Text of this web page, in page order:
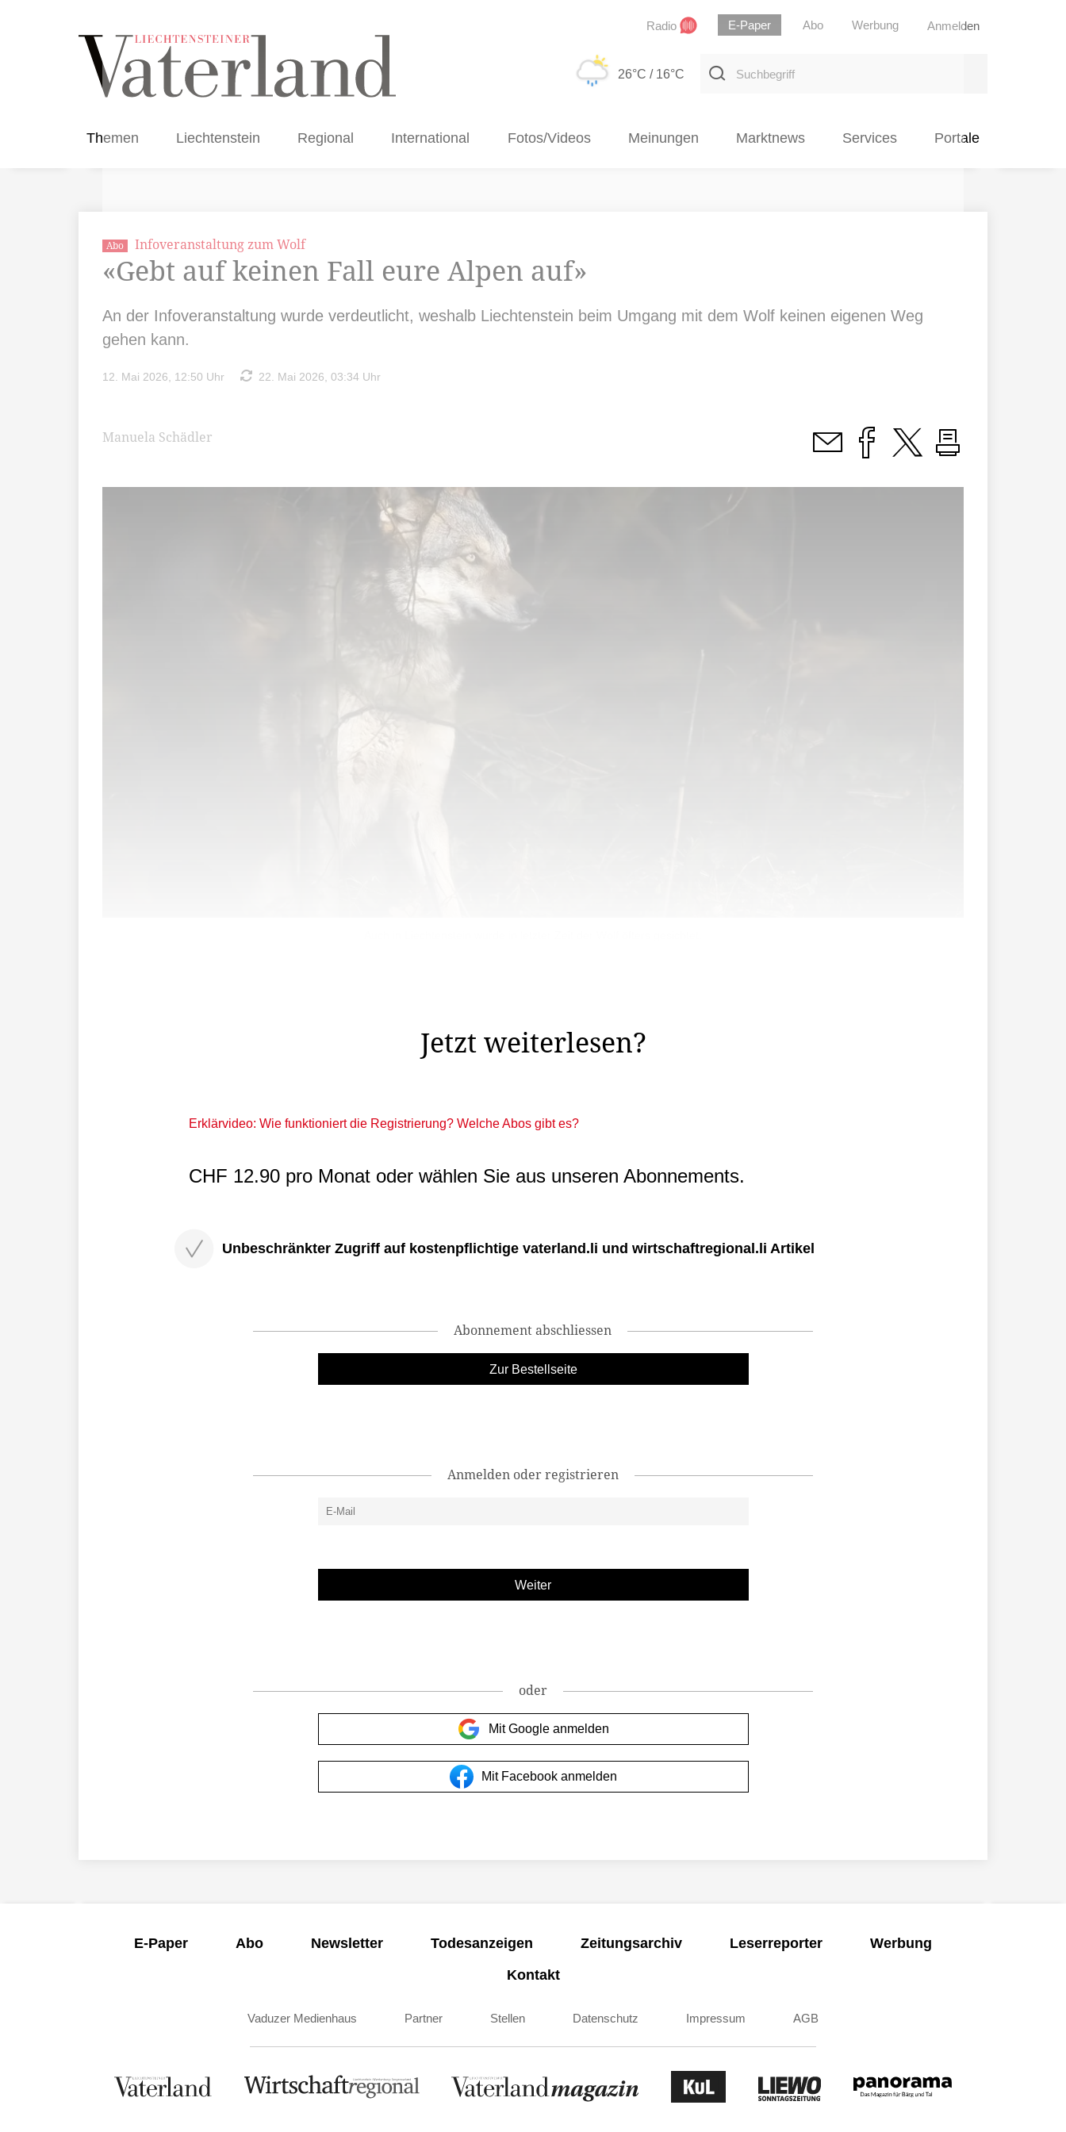
Radio E-Paper Abo Werbung Anmelden
26°C / 16°C
Suchbegriff
Themen Liechtenstein Regional International Fotos/Videos Meinungen Marktnews Services Portale
Abo Infoveranstaltung zum Wolf
«Gebt auf keinen Fall eure Alpen auf»
An der Infoveranstaltung wurde verdeutlicht, weshalb Liechtenstein beim Umgang mit dem Wolf keinen eigenen Weg
gehen kann.
12. Mai 2026, 12:50 Uhr 22. Mai 2026, 03:34 Uhr
Manuela Schädler
Jetzt weiterlesen?
Erklärvideo: Wie funktioniert die Registrierung? Welche Abos gibt es?
CHF 12.90 pro Monat oder wählen Sie aus unseren Abonnements.
Unbeschränkter Zugriff auf kostenpflichtige vaterland.li und wirtschaftregional.li Artikel
Abonnement abschliessen
Zur Bestellseite
Anmelden oder registrieren
oder
Mit Google anmelden
Mit Facebook anmelden
E-Paper Abo Newsletter Todesanzeigen Zeitungsarchiv Leserreporter
Werbung
Kontakt
Vaduzer Medienhaus Partner Stellen Datenschutz Impressum AGB